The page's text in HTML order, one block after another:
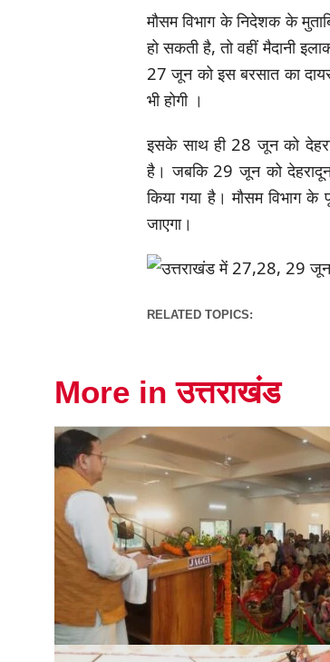
मौसम विभाग के निदेशक के
हो सकती है, तो वहीं मैदानी
27 जून को इस बरसात का
भी होगी ।
इसके साथ ही 28 जून को
है। जबकि 29 जून को देहरादून,
किया गया है। मौसम विभाग
जाएगा।
RELATED TOPICS:
More in उत्तराखंड